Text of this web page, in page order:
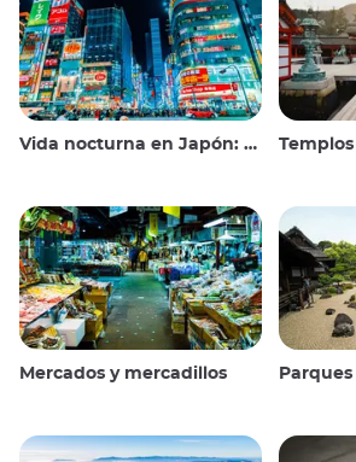
Vida nocturna en Japón: salir, ver y beber Templos
Mercados y mercadillos